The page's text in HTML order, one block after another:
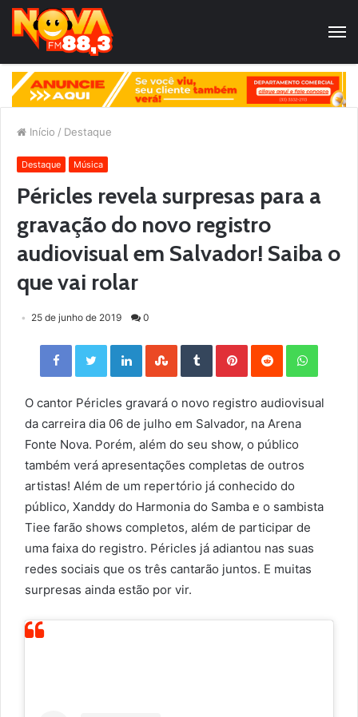
Início / Destaque
Destaque Música
Péricles revela surpresas para a
gravação do novo registro
audiovisual em Salvador! Saiba o
que vai rolar
25 de junho de 2019 0
Facebook Twitter LinkedIn StumbleUpon Tumblr Pinterest Reddit
O cantor Péricles gravará o novo registro audiovisual
da carreira dia 06 de julho em Salvador, na Arena
Fonte Nova. Porém, além do seu show, o público
também verá apresentações completas de outros
artistas! Além de um repertório já conhecido do
público, Xanddy do Harmonia do Samba e o sambista
Tiee farão shows completos, além de participar de
uma faixa do registro. Péricles já adiantou nas suas
redes sociais que os três cantarão juntos. E muitas
surpresas ainda estão por vir.